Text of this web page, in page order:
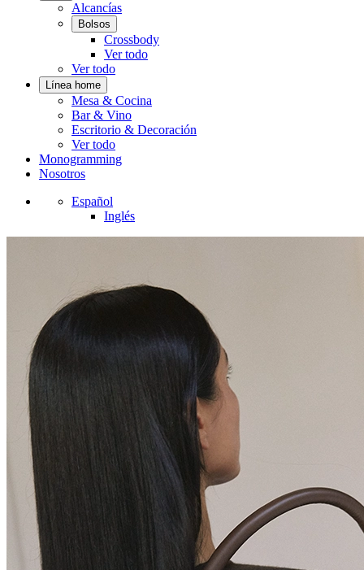
Alcancías
Bolsos
Crossbody
Ver todo
Ver todo
Línea home
Mesa & Cocina
Bar & Vino
Escritorio & Decoración
Ver todo
Monogramming
Nosotros
Español
Inglés